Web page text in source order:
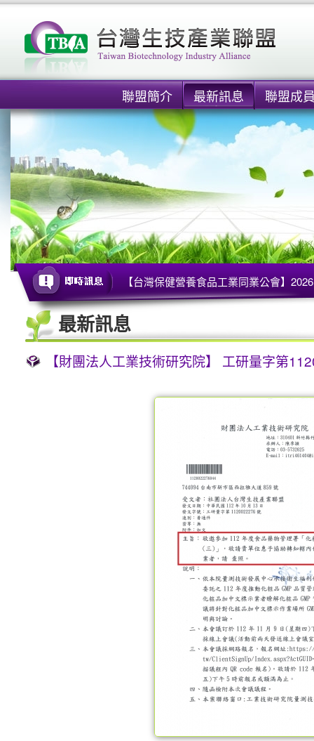
聯盟簡介 最新訊息 聯盟成
【台灣保健營養食品工業同業公會】
最新訊息
【財團法人工業技術研究院】 工研量字第